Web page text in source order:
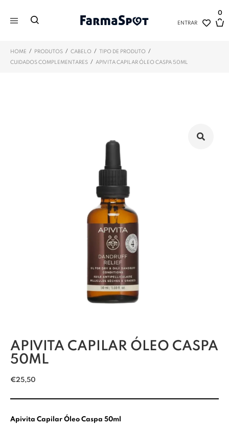
ENTRAR
0
HOME / PRODUTOS / CABELO / TIPO DE PRODUTO /
CUIDADOS COMPLEMENTARES / APIVITA CAPILAR ÓLEO CASPA 50ML
APIVITA CAPILAR ÓLEO CASPA
50ML
€25,50
Apivita Capilar Óleo Caspa 50ml